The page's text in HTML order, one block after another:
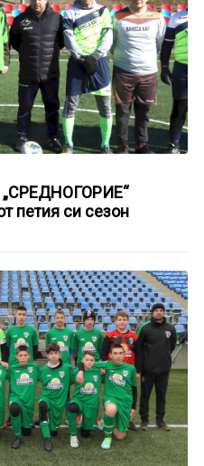
петия си сезон